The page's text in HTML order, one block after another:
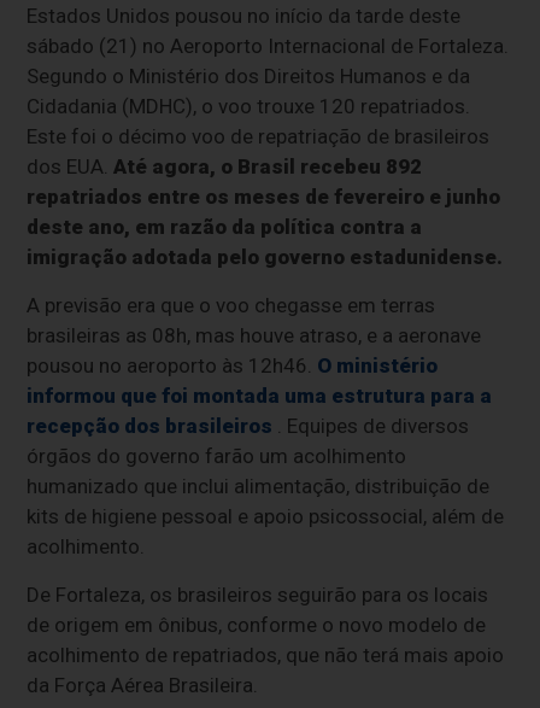
Estados Unidos pousou no início da tarde deste
sábado (21) no Aeroporto Internacional de Fortaleza.
Segundo o Ministério dos Direitos Humanos e da
Cidadania (MDHC), o voo trouxe 120 repatriados.
Este foi o décimo voo de repatriação de brasileiros
dos EUA.Até agora, o Brasil recebeu 892
repatriados entre os meses de fevereiro e junho
deste ano, em razão da política contra a
imigração adotada pelo governo estadunidense.
A previsão era que o voo chegasse em terras
brasileiras as 08h, mas houve atraso, e a aeronave
pousou no aeroporto às 12h46. O ministério
informou que foi montada uma estrutura para a
recepção dos brasileiros . Equipes de diversos
órgãos do governo farão um acolhimento
humanizado que inclui alimentação, distribuição de
kits de higiene pessoal e apoio psicossocial, além de
acolhimento.
De Fortaleza, os brasileiros seguirão para os locais
de origem em ônibus, conforme o novo modelo de
acolhimento de repatriados, que não terá mais apoio
da Força Aérea Brasileira.